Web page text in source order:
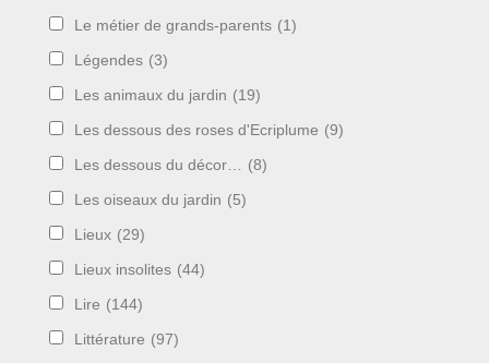
Le métier de grands-parents (1)
Légendes (3)
Les animaux du jardin (19)
Les dessous des roses d'Ecriplume (9)
Les dessous du décor… (8)
Les oiseaux du jardin (5)
Lieux (29)
Lieux insolites (44)
Lire (144)
Littérature (97)